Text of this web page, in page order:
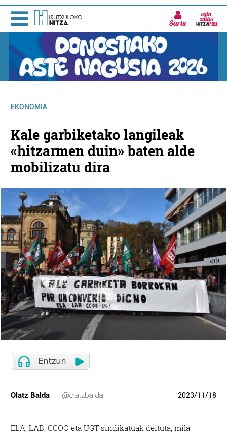
Sartu
EKONOMIA
Kale garbiketako langileak
«hitzarmen duin» baten alde
mobilizatu dira
Olatz Balda @olatzbalda 2023/11/18
ELA, LAB, CCOO eta UGT sindikatuak deituta, mila